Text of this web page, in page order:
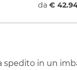
da €
spedito in un